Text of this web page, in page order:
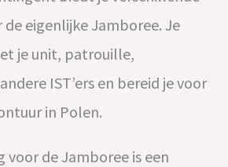
eigenlijke Jamboree. Je
je unit, patrouille,
IST’ers en bereid je voor
in Polen.
voor de Jamboree is een